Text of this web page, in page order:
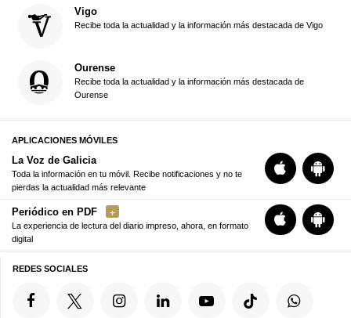
Vigo
Recibe toda la actualidad y la información más destacada de Vigo
Ourense
Recibe toda la actualidad y la información más destacada de
Ourense
APLICACIONES MÓVILES
La Voz de Galicia
Toda la información en tu móvil. Recibe notificaciones y no te
pierdas la actualidad más relevante
Periódico en PDF
La experiencia de lectura del diario impreso, ahora, en formato
digital
REDES SOCIALES